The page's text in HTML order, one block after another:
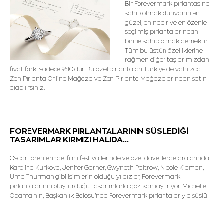
Bir Forevermark pırlantasına
sahip olmak dünyanın en
güzel, en nadir ve en özenle
seçilmiş pırlantalarından
birine sahip olmak demektir.
Tüm bu üstün özelliklerine
rağmen diğer taşlarımızdan
fiyat farkı sadece %10'dur. Bu özel pırlantaları Türkiye'de yalnızca
Zen Pırlanta Online Mağaza ve Zen Pırlanta Mağazalarından satın
alabilirsiniz.
FOREVERMARK PIRLANTALARININ SÜSLEDİĞİ
TASARIMLAR KIRMIZI HALIDA...
Oscar törenlerinde, film festivallerinde ve özel davetlerde aralarında
Karolina Kurkova, Jenifer Garner, Gwyneth Paltrow, Nicole Kidman,
Uma Thurman gibi isimlerin olduğu yıldızlar, Forevermark
pırlantalarının oluşturduğu tasarımlarla göz kamaştırıyor. Michelle
Obama'nın, Başkanlık Balosu'nda Forevermark pırlantalarıyla süslü